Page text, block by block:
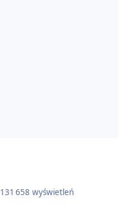
131 658 wyświetleń